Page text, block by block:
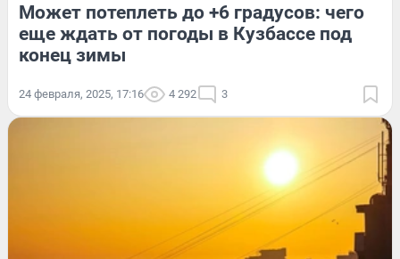
Может потеплеть до +6 градусов: чего
еще ждать от погоды в Кузбассе под
конец зимы
24 февраля, 2025, 17:16 4 292 3